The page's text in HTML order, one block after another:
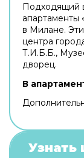
Подходящий
апартаменты
в Милане.
центра
Т.И.Б.Б.,
дворец.
В
Узнать